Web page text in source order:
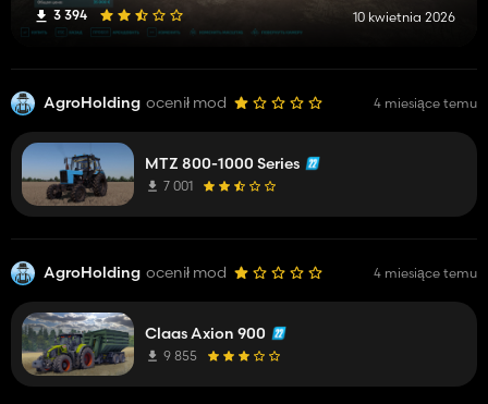
3 394 10 kwietnia 2026
AgroHolding ocenił mod 4 miesiące temu
MTZ 800-1000 Series
7 001
AgroHolding ocenił mod 4 miesiące temu
Claas Axion 900
9 855